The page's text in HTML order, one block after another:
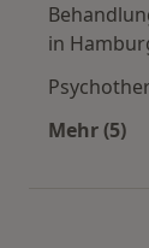
in
Mehr (5)